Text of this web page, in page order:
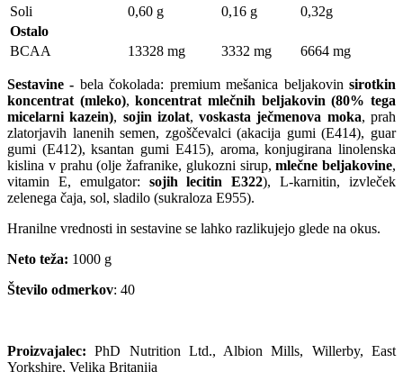
Soli
0,60 g 0,16 g
0,32g
Ostalo
BCAA
13328 mg 3332 mg 6664 mg
Sestavine - bela čokolada: premium mešanica beljakovinsirotkin
koncentrat (mleko),koncentrat mlečnih beljakovin (80% tega
micelarni kazein), sojin izolat,voskasta ječmenova moka, prah
zlatorjavih lanenih semen, zgoščevalci (akacija gumi (E414), guar
gumi (E412), ksantan gumi E415), aroma, konjugirana linolenska
kislina v prahu (olje žafranike, glukozni sirup,mlečne beljakovine,
vitamin E, emulgator: sojih lecitin E322), L-karnitin, izvleček
zelenega čaja, sol, sladilo (sukraloza E955).
Hranilne vrednosti in sestavine se lahko razlikujejo glede na okus.
Neto teža: 1000 g
Število odmerkov: 40
Proizvajalec:PhD Nutrition Ltd., Albion Mills, Willerby, East
Yorkshire, Velika Britanija